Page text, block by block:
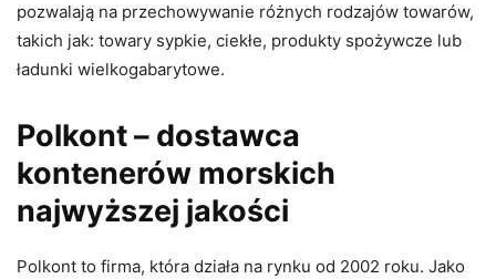
pozwalają na przechowywanie różnych rodzajów towarów,
takich jak: towary sypkie, ciekłe, produkty spożywcze lub
ładunki wielkogabarytowe.
Polkont – dostawca
kontenerów morskich
najwyższej jakości
Polkont to firma, która działa na rynku od 2002 roku. Jako